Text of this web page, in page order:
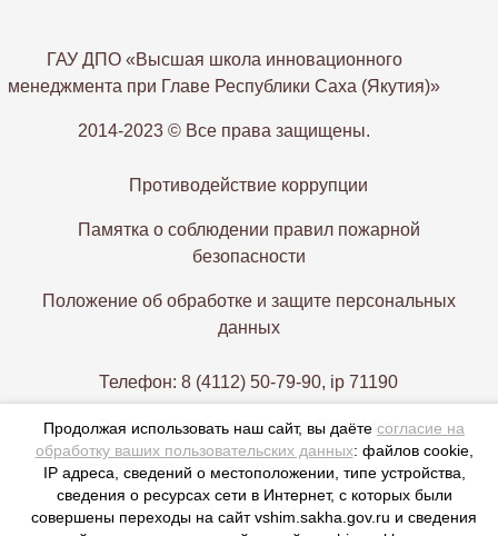
ГАУ ДПО «Высшая школа инновационного
менеджмента при Главе Республики Саха (Якутия)»
2014-2023 © Все права защищены.
Противодействие коррупции
Памятка о соблюдении правил пожарной
безопасности
Положение об обработке и защите персональных
данных
Телефон: 8 (4112) 50-79-90, ip 71190
Электронная почта: vshim@gov14.ru
677000, г. Якутск, пр. Ленина 1, этаж 9-12
Продолжая использовать наш сайт, вы даёте согласие на
обработку ваших пользовательских данных: файлов cookie,
IP адреса, сведений о местоположении, типе устройства,
сведения о ресурсах сети в Интернет, с которых были
совершены переходы на сайт vshim.sakha.gov.ru и сведения